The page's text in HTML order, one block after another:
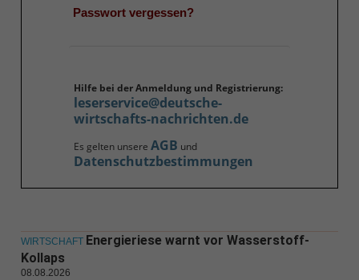
Passwort vergessen?
Hilfe bei der Anmeldung und Registrierung:
leserservice@deutsche-
wirtschafts-nachrichten.de
Es gelten unsere AGB und
Datenschutzbestimmungen
WIRTSCHAFT Energieriese warnt vor Wasserstoff-
Kollaps
08.08.2026